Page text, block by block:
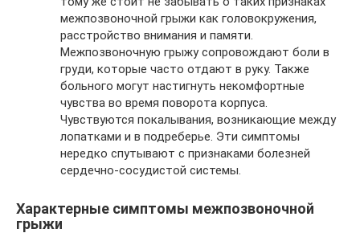
межпозвоночной грыжи как головокружения,
расстройство внимания и памяти.
Межпозвоночную грыжу сопровождают боли в
груди, которые часто отдают в руку. Также
больного могут настигнуть некомфортные
чувства во время поворота корпуса.
Чувствуются покалывания, возникающие между
лопатками и в подреберье. Эти симптомы
нередко спутывают с признаками болезней
сердечно-сосудистой системы.
Характерные симптомы межпозвоночной
грыжи